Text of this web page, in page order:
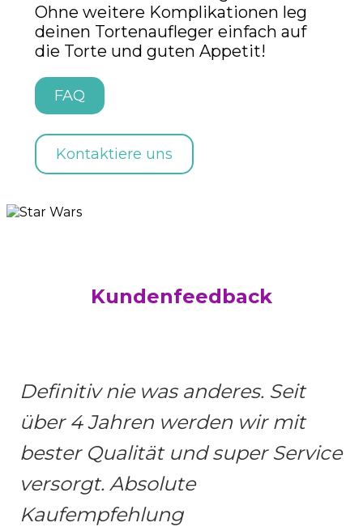
Ohne weitere Komplikationen leg
deinen Tortenaufleger einfach auf
die Torte und guten Appetit!
FAQ
Kontaktiere uns
Kundenfeedback
Definitiv nie was anderes. Seit
über 4 Jahren werden wir mit
bester Qualität und super Service
versorgt. Absolute
Kaufempfehlung